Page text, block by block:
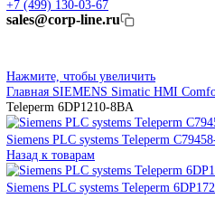
DUNGS
SMW AUTOBLOK
Сервопривод Siemens
Сервопривод
Газовый
DEUBLIN
Главная
О Комании
Оплата